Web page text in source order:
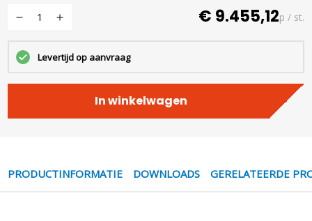
€ 9.455,12p / st.
Levertijd op aanvraag
In winkelwagen
PRODUCTINFORMATIE DOWNLOADS GERELATEERDE